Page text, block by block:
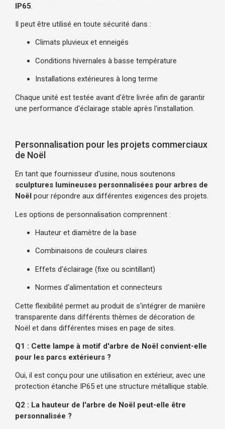
IP65
Il peut être utilisé en toute sécurité dans :
Climats pluvieux et enneigés
Conditions hivernales à basse température
Installations extérieures à long terme
Chaque unité est testée avant d'être livrée afin de garantir
une performance d'éclairage stable après l'installation.
Personnalisation pour les projets commerciaux
de Noël
En tant que fournisseur d'usine, nous soutenons
sculptures lumineuses personnalisées pour arbres de
Noël pour répondre aux différentes exigences des projets.
Les options de personnalisation comprennent :
Hauteur et diamètre de la base
Combinaisons de couleurs claires
Effets d'éclairage (fixe ou scintillant)
Normes d'alimentation et connecteurs
Cette flexibilité permet au produit de s'intégrer de manière
transparente dans différents thèmes de décoration de
Noël et dans différentes mises en page de sites.
Q1 : Cette lampe à motif d'arbre de Noël convient-elle
pour les parcs extérieurs ?
Oui, il est conçu pour une utilisation en extérieur, avec une
protection étanche IP65 et une structure métallique stable.
Q2 : La hauteur de l'arbre de Noël peut-elle être
personnalisée ?